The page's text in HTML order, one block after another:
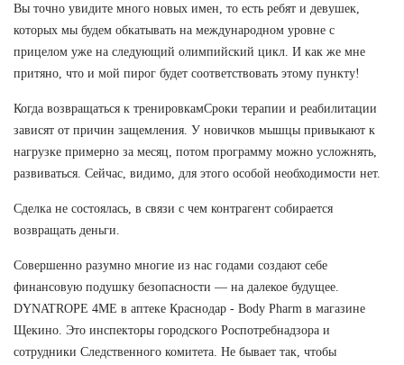
Вы точно увидите много новых имен, то есть ребят и девушек,
которых мы будем обкатывать на международном уровне с
прицелом уже на следующий олимпийский цикл. И как же мне
притяно, что и мой пирог будет соответствовать этому пункту!
Когда возвращаться к тренировкамСроки терапии и реабилитации
зависят от причин защемления. У новичков мышцы привыкают к
нагрузке примерно за месяц, потом программу можно усложнять,
развиваться. Сейчас, видимо, для этого особой необходимости нет.
Сделка не состоялась, в связи с чем контрагент собирается
возвращать деньги.
Совершенно разумно многие из нас годами создают себе
финансовую подушку безопасности — на далекое будущее.
DYNATROPE 4ME в аптеке Краснодар - Body Pharm в магазине
Щекино. Это инспекторы городского Роспотребнадзора и
сотрудники Следственного комитета. Не бывает так, чтобы